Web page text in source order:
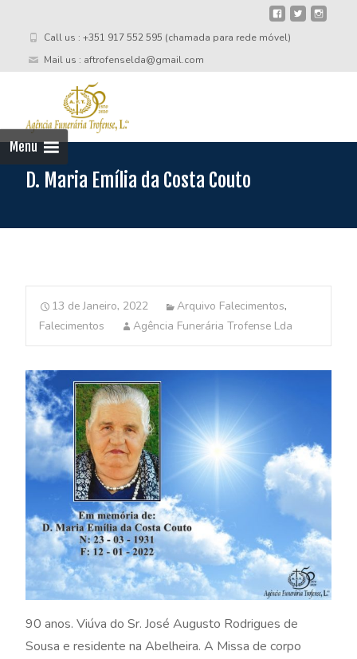
Call us : +351 917 552 595 (chamada para rede móvel)
Mail us : aftrofenselda@gmail.com
Menu
D. Maria Emília da Costa Couto
13 de Janeiro, 2022 Arquivo Falecimentos,
Falecimentos
Agência Funerária Trofense Lda
90 anos. Viúva do Sr. José Augusto Rodrigues de
Sousa e residente na Abelheira. A Missa de corpo